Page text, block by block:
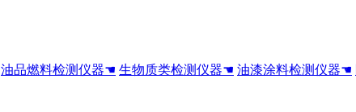
油品燃料检测仪器☚ 生物质类检测仪器☚ 油漆涂料检测仪器☚